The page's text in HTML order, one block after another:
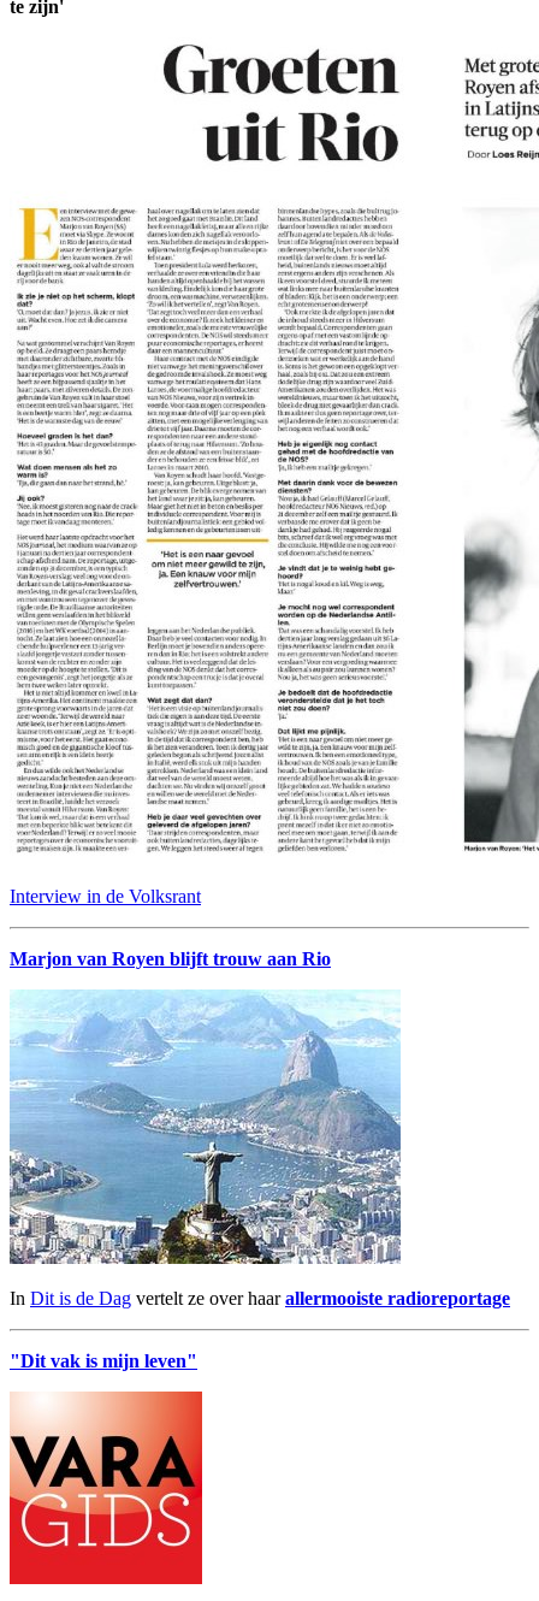
te zijn'
Interview in de Volksrant
Marjon van Royen blijft trouw aan Rio
In Dit is de Dag vertelt ze over haarallermooiste radioreportage
"Dit vak is mijn leven"